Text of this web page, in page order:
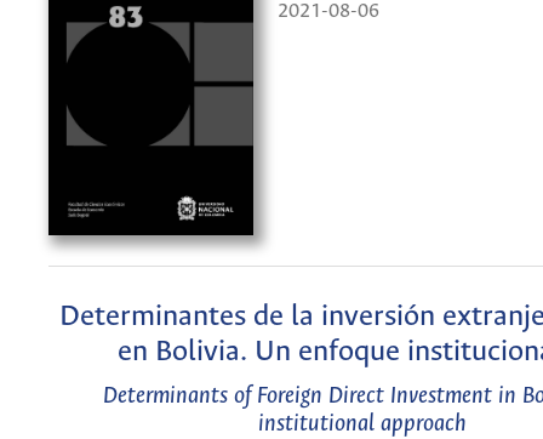
2021-08-06
Determinantes de la inversión
en Bolivia. Un enfoque
Determinants of Foreign Direct Investment in
institutional approach